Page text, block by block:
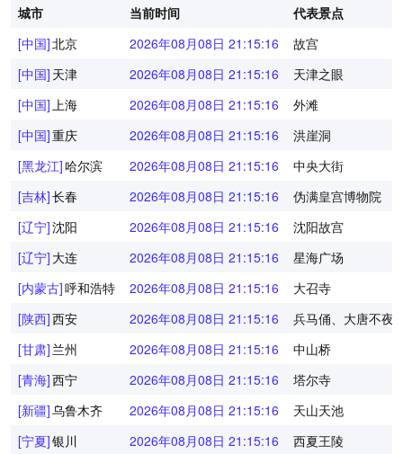
城市 当前时间
代表景点
[中国]北京 2026年08月08日 21:15:16
故宫
[中国] 天津 2026年08月08日 21:15:16
天津之眼
[中国]上海 2026年08月08日 21:15:16
外滩
[中国]重庆 2026年08月08日 21:15:16
洪崖洞
[黑龙江]哈尔滨 2026年08月08日 21:15:16
中央大街
[吉林]长春 2026年08月08日 21:15:16
伪满皇宫博物院
[辽宁]沈阳 2026年08月08日 21:15:16
沈阳故宫
[辽宁] 大连 2026年08月08日 21:15:16
星海广场
[内蒙古]呼和浩特 2026年08月08日 21:15:16
大召寺
[陕西]西安 2026年08月08日 21:15:16
兵马俑、大唐不夜
[甘肃] 兰州 2026年08月08日 21:15:16
中山桥
[青海]西宁 2026年08月08日 21:15:16
塔尔寺
[新疆]乌鲁木齐 2026年08月08日 21:15:16
天山天池
[宁夏]银川 2026年08月08日 21:15:16
西夏王陵